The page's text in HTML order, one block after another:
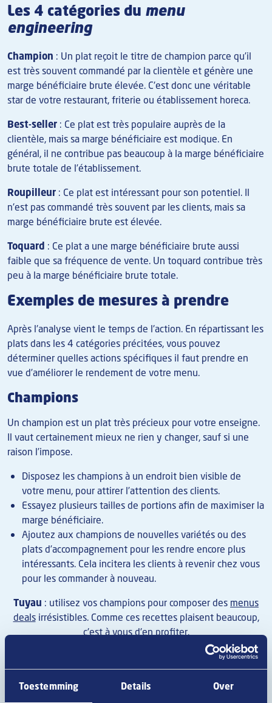
Toestemming Details Over
Les 4 catégories du menu
engineering
Champion : Un plat reçoit le titre de champion parce qu’il
est très souvent commandé par la clientèle et génère une
marge bénéficiaire brute élevée. C'est donc une véritable
star de votre restaurant, friterie ou établissement horeca.
Best-seller : Ce plat est très populaire auprès de la
clientèle, mais sa marge bénéficiaire est modique. En
général, il ne contribue pas beaucoup à la marge bénéficiaire
brute totale de l’établissement.
Roupilleur : Ce plat est intéressant pour son potentiel. Il
n'est pas commandé très souvent par les clients, mais sa
marge bénéficiaire brute est élevée.
Toquard : Ce plat a une marge bénéficiaire brute aussi
faible que sa fréquence de vente. Un toquard contribue très
peu à la marge bénéficiaire brute totale.
Exemples de mesures à prendre
Après l'analyse vient le temps de l'action. En répartissant les
plats dans les 4 catégories précitées, vous pouvez
déterminer quelles actions spécifiques il faut prendre en
vue d’améliorer le rendement de votre menu.
Champions
Un champion est un plat très précieux pour votre enseigne.
Il vaut certainement mieux ne rien y changer, sauf si une
raison l’impose.
Disposez les champions à un endroit bien visible de
votre menu, pour attirer l’attention des clients.
Essayez plusieurs tailles de portions afin de maximiser la
marge bénéficiaire.
Ajoutez aux champions de nouvelles variétés ou des
plats d’accompagnement pour les rendre encore plus
intéressants. Cela incitera les clients à revenir chez vous
pour les commander à nouveau.
Tuyau : utilisez vos champions pour composer des menus
dealsirrésistibles. Comme ces recettes plaisent beaucoup,
c'est à vous d'en profiter.